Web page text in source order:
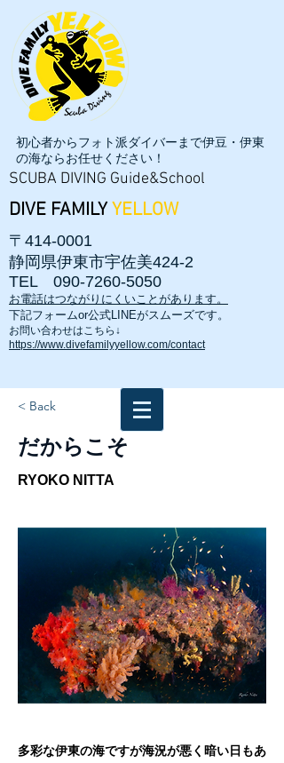
初心者からフォト派ダイバーまで伊豆・伊東
の海ならお任せください！
SCUBA DIVING Guide&School
DIVE FAMILY YELLOW
〒414-0001
静岡県伊東市宇佐美424-2
TEL 090-7260-5050
お電話はつながりにくいことがあります。
​下記フォームor公式LINEがスムーズです。
お問い合わせはこちら↓
https://www.divefamilyyellow.com/contact
< Back
だからこそ
RYOKO NITTA
多彩な伊東の海ですが海況が悪く暗い日もあ